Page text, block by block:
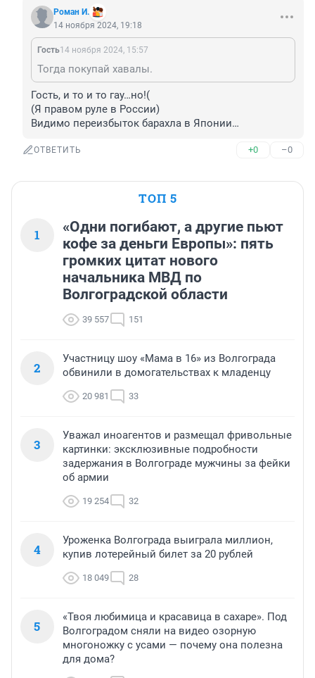
Роман И.
14 ноября 2024, 19:18
Гость14 ноября 2024, 15:57
Тогда покупай хавалы.
Гость, и то и то гау…но!(
(Я правом руле в России)
Видимо переизбыток барахла в Японии…
ОТВЕТИТЬ +0 –0
ТОП 5
1
«Одни погибают, а другие пьют
кофе за деньги Европы»: пять
громких цитат нового
начальника МВД по
Волгоградской области
39 557 151
2
Участницу шоу «Мама в 16» из Волгограда
обвинили в домогательствах к младенцу
20 981 33
3
Уважал иноагентов и размещал фривольные
картинки: эксклюзивные подробности
задержания в Волгограде мужчины за фейки
об армии
19 254 32
4
Уроженка Волгограда выиграла миллион,
купив лотерейный билет за 20 рублей
18 049 28
5
«Твоя любимица и красавица в сахаре». Под
Волгоградом сняли на видео озорную
многоножку с усами — почему она полезна
для дома?